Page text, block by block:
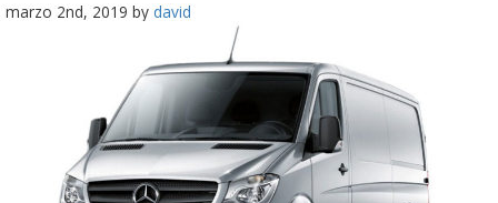
marzo 2nd, 2019 by david